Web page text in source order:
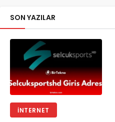
SON YAZILAR
İNTERNET